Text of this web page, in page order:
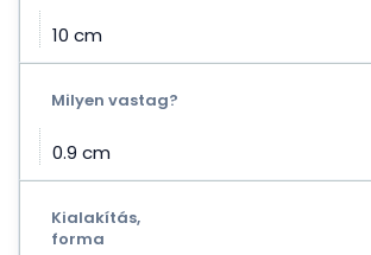
10 cm
Milyen vastag?
0.9 cm
Kialakítás,
forma